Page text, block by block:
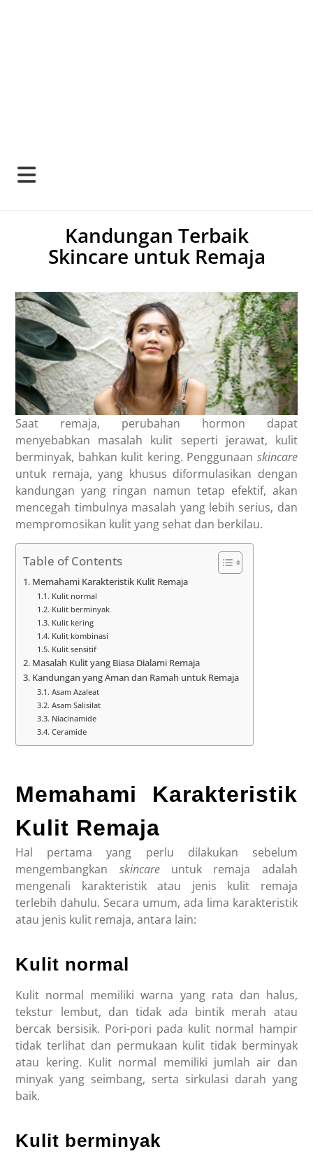
Kandungan Terbaik
Skincare untuk Remaja
Saat remaja, perubahan hormon dapat
menyebabkan masalah kulit seperti jerawat, kulit
berminyak, bahkan kulit kering. Penggunaan skincare
untuk remaja, yang khusus diformulasikan dengan
kandungan yang ringan namun tetap efektif, akan
mencegah timbulnya masalah yang lebih serius, dan
mempromosikan kulit yang sehat dan berkilau.
Table of Contents
Memahami Karakteristik Kulit Remaja
Kulit normal
Kulit berminyak
Kulit kering
Kulit kombinasi
Kulit sensitif
Masalah Kulit yang Biasa Dialami Remaja
Kandungan yang Aman dan Ramah untuk Remaja
Asam Azaleat
Asam Salisilat
Niacinamide
Ceramide
Memahami Karakteristik
Kulit Remaja
Hal pertama yang perlu dilakukan sebelum
mengembangkan skincare untuk remaja adalah
mengenali karakteristik atau jenis kulit remaja
terlebih dahulu. Secara umum, ada lima karakteristik
atau jenis kulit remaja, antara lain:
Kulit normal
Kulit normal memiliki warna yang rata dan halus,
tekstur lembut, dan tidak ada bintik merah atau
bercak bersisik. Pori-pori pada kulit normal hampir
tidak terlihat dan permukaan kulit tidak berminyak
atau kering. Kulit normal memiliki jumlah air dan
minyak yang seimbang, serta sirkulasi darah yang
baik.
Kulit berminyak